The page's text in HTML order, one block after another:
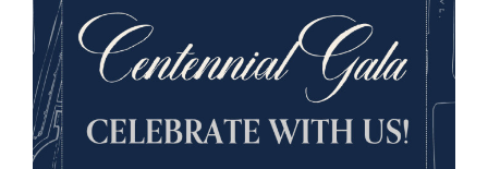
Jill et Mark Henderson
Vétérans des guerres étrangères des
États-Unis